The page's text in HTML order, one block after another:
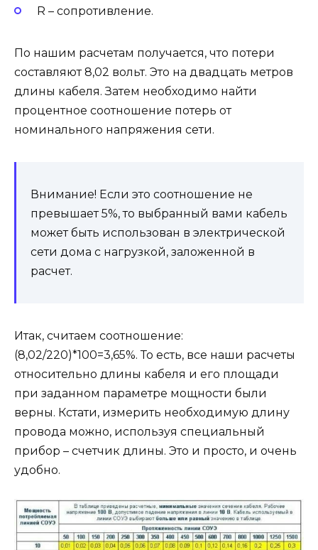
R – сопротивление.
По нашим расчетам получается, что потери
составляют 8,02 вольт. Это на двадцать метров
длины кабеля. Затем необходимо найти
процентное соотношение потерь от
номинального напряжения сети.
Внимание! Если это соотношение не
превышает 5%, то выбранный вами кабель
может быть использован в электрической
сети дома с нагрузкой, заложенной в
расчет.
Итак, считаем соотношение:
(8,02/220)*100=3,65%. То есть, все наши расчеты
относительно длины кабеля и его площади
при заданном параметре мощности были
верны. Кстати, измерить необходимую длину
провода можно, используя специальный
прибор – счетчик длины. Это и просто, и очень
удобно.